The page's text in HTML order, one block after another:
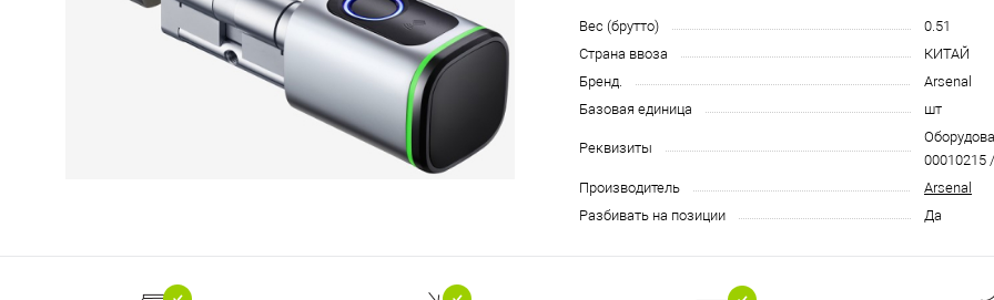
Вес (брутто)
0.51
Страна ввоза
КИТАЙ
Бренд.
Arsenal
Базовая единица
шт
Реквизиты
00010215
Производитель
Arsenal
Разбивать на позиции
Да